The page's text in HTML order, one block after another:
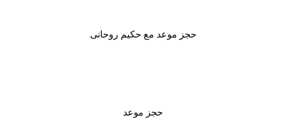
حجز موعد مع حكيم روحانى
حجز موعد